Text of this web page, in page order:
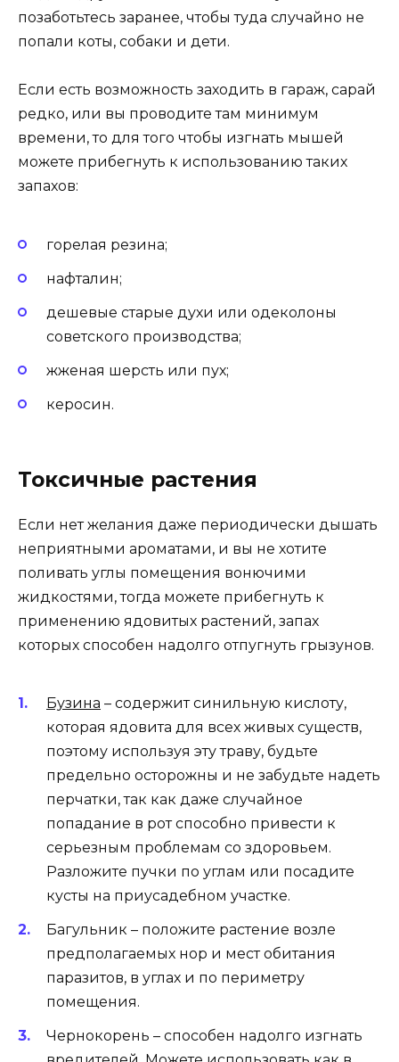
позаботьтесь заранее, чтобы туда случайно не
попали коты, собаки и дети.
Если есть возможность заходить в гараж, сарай
редко, или вы проводите там минимум
времени, то для того чтобы изгнать мышей
можете прибегнуть к использованию таких
запахов:
горелая резина;
нафталин;
дешевые старые духи или одеколоны
советского производства;
жженая шерсть или пух;
керосин.
Токсичные растения
Если нет желания даже периодически дышать
неприятными ароматами, и вы не хотите
поливать углы помещения вонючими
жидкостями, тогда можете прибегнуть к
применению ядовитых растений, запах
которых способен надолго отпугнуть грызунов.
Бузина – содержит синильную кислоту,
которая ядовита для всех живых существ,
поэтому используя эту траву, будьте
предельно осторожны и не забудьте надеть
перчатки, так как даже случайное
попадание в рот способно привести к
серьезным проблемам со здоровьем.
Разложите пучки по углам или посадите
кусты на приусадебном участке.
Багульник – положите растение возле
предполагаемых нор и мест обитания
паразитов, в углах и по периметру
помещения.
Чернокорень – способен надолго изгнать